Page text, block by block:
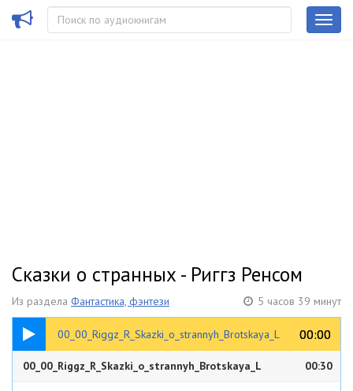
Сказки о странных - Риггз Ренсом
Из раздела Фантастика, фэнтези 5 часов 39 минут
00_00_Riggz_R_Skazki_o_strannyh_Brotskaya_L 00:00
00:00
00:30
00_00_Riggz_R_Skazki_o_strannyh_Brotskaya_L 00:30